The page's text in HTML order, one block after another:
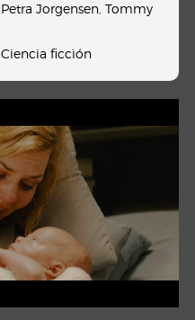
Petra Jorgensen ,Tommy
,Ciencia ficción